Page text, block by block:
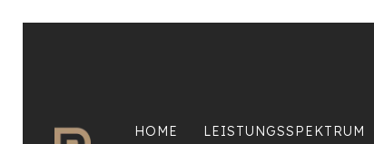
HOME LEISTUNGSSPEKTRUM